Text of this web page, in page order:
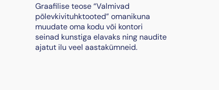
Graafilise teose “Valmivad
põlevkivituhktooted” omanikuna
muudate oma kodu või kontori
seinad kunstiga elavaks ning naudite
ajatut ilu veel aastakümneid.